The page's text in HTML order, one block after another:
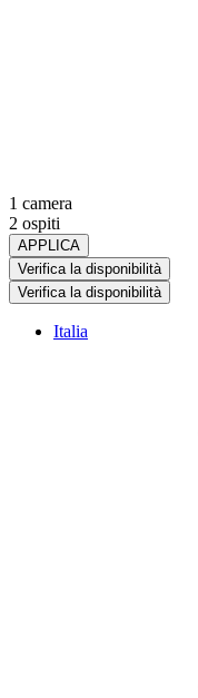
1 camera
2 ospiti
APPLICA
Verifica la disponibilità
Verifica la disponibilità
Italia